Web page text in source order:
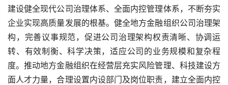
建设健全现代公司治理体系、全面内控管理体系，不断夯实
企业实现高质量发展的根基。健全地方金融组织公司治理架
构，完善议事规范，促进公司治理架构权责清晰、协调运
转、有效制衡、科学决策，适应公司的业务规模和复杂程
度。推动地方金融组织在经营层充实风险管理、科技建设方
面人才力量，合理设置内设部门及岗位职责，建立全面内控